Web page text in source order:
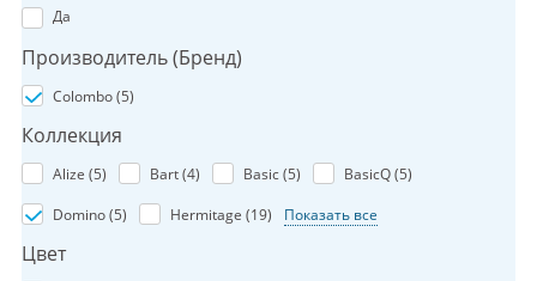
Да
Производитель (Бренд)
Colombo (5)
Коллекция
Alize (5) Bart (4) Basic (5) BasicQ (5)
Domino (5) Hermitage (19) Показать все
Цвет